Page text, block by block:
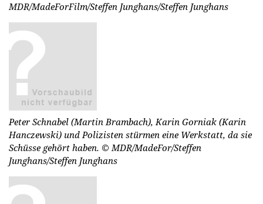
MDR/MadeForFilm/Steffen Junghans/Steffen Junghans
Peter Schnabel (Martin Brambach), Karin Gorniak (Karin
Hanczewski) und Polizisten stürmen eine Werkstatt, da sie
Schüsse gehört haben. © MDR/MadeFor/Steffen
Junghans/Steffen Junghans